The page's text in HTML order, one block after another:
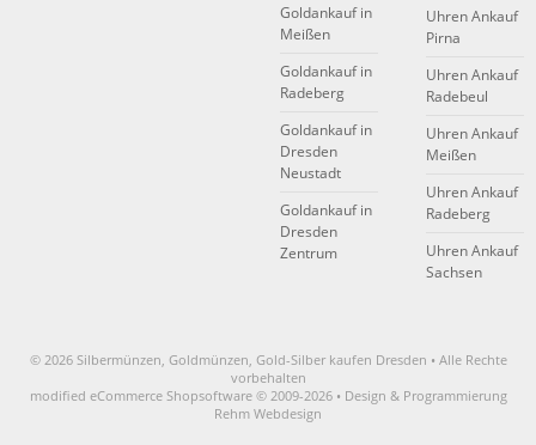
Goldankauf in
Meißen
Goldankauf in
Radeberg
Goldankauf in
Dresden
Neustadt
Goldankauf in
Dresden
Zentrum
Uhren Ankauf
Pirna
Uhren Ankauf
Radebeul
Uhren Ankauf
Meißen
Uhren Ankauf
Radeberg
Uhren Ankauf
Sachsen
© 2026 Silbermünzen, Goldmünzen, Gold-Silber kaufen Dresden • Alle Rechte
vorbehalten
modified eCommerce Shopsoftware © 2009-2026 • Design & Programmierung
Rehm Webdesign